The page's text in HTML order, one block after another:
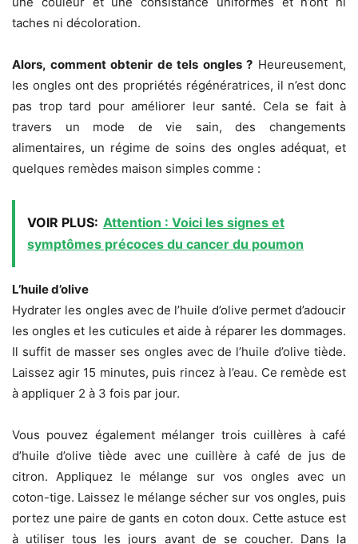
taches ni décoloration.
Alors, comment obtenir de tels ongles ? Heureusement,
les ongles ont des propriétés régénératrices, il n’est donc
pas trop tard pour améliorer leur santé. Cela se fait à
travers un mode de vie sain, des changements
alimentaires, un régime de soins des ongles adéquat, et
quelques remèdes maison simples comme :
VOIR PLUS: Attention : Voici les signes et
symptômes précoces du cancer du poumon
L’huile d’olive
Hydrater les ongles avec de l’huile d’olive permet d’adoucir
les ongles et les cuticules et aide à réparer les dommages.
Il suffit de masser ses ongles avec de l’huile d’olive tiède.
Laissez agir 15 minutes, puis rincez à l’eau. Ce remède est
à appliquer 2 à 3 fois par jour.
Vous pouvez également mélanger trois cuillères à café
d’huile d’olive tiède avec une cuillère à café de jus de
citron. Appliquez le mélange sur vos ongles avec un
coton-tige. Laissez le mélange sécher sur vos ongles, puis
portez une paire de gants en coton doux. Cette astuce est
à utiliser tous les jours avant de se coucher. Dans la